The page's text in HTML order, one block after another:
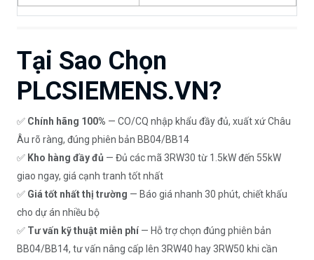
Tại Sao Chọn
PLCSIEMENS.VN?
✅ Chính hãng 100% — CO/CQ nhập khẩu đầy đủ, xuất xứ Châu
Âu rõ ràng, đúng phiên bản BB04/BB14
✅ Kho hàng đầy đủ — Đủ các mã 3RW30 từ 1.5kW đến 55kW
giao ngay, giá cạnh tranh tốt nhất
✅ Giá tốt nhất thị trường — Báo giá nhanh 30 phút, chiết khấu
cho dự án nhiều bộ
✅ Tư vấn kỹ thuật miễn phí — Hỗ trợ chọn đúng phiên bản
BB04/BB14, tư vấn nâng cấp lên 3RW40 hay 3RW50 khi cần